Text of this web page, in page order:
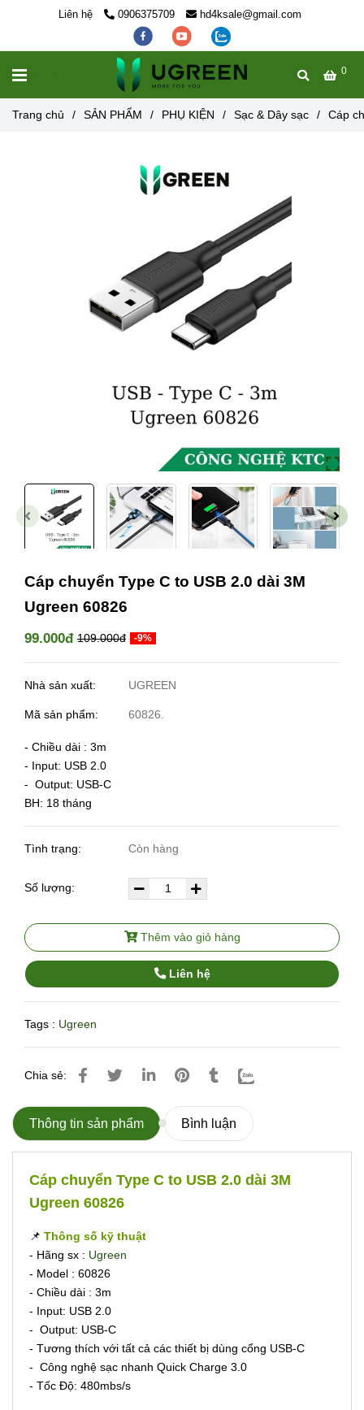
Liên hệ 0906375709 hd4ksale@gmail.com
0
Trang chủ / SẢN PHẨM / PHỤ KIỆN / Sạc & Dây sạc / Cáp
Cáp chuyển Type C to USB 2.0 dài 3M
Ugreen 60826
99.000đ 109.000đ -9%
Nhà sản xuất: UGREEN
Mã sản phẩm: 60826.
- Chiều dài : 3m
- Input: USB 2.0
- Output: USB-C
BH: 18 tháng
Tình trạng: Còn hàng
Số lượng:
Thêm vào giỏ hàng
Liên hệ
Tags : Ugreen
Chia sẻ:
Thông tin sản phẩm Bình luận
Cáp chuyển Type C to USB 2.0 dài 3M
Ugreen 60826
📌 Thông số kỹ thuật
- Hãng sx : Ugreen
- Model : 60826
- Chiều dài : 3m
- Input: USB 2.0
- Output: USB-C
- Tương thích với tất cả các thiết bị dùng cổng USB-C
- Công nghệ sạc nhanh Quick Charge 3.0
- Tốc Độ: 480mbs/s